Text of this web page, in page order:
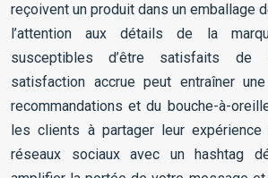
reçoivent un produit dans un emballage
l’attention aux détails de la
susceptibles d’être satisfaits de
satisfaction accrue peut entraîner
recommandations et du bouche-à-
les clients à partager leur expérience
réseaux sociaux avec un hashtag